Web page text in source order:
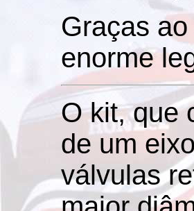
Graças
enorme
O kit, que
de um
válvulas